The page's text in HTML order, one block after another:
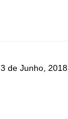
3 de Junho, 2018